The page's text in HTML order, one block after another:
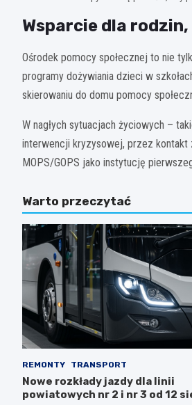
Wsparcie dla
Ośrodek pomocy społecznej to nie
programy dożywiania dzieci w
skierowaniu do domu pomocy
W nagłych sytuacjach życiowych –
interwencji kryzysowej, przez kontakt
MOPS/GOPS jako instytucję
Warto przeczytać
REMONTY TRANSPORT
Nowe rozkłady jazdy dla linii
powiatowych nr 2 i nr 3 od 12